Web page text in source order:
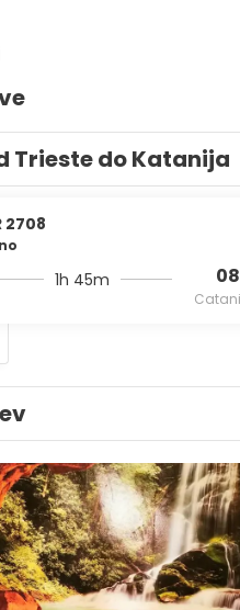
Trieste do Katanija
2708
1h 45m